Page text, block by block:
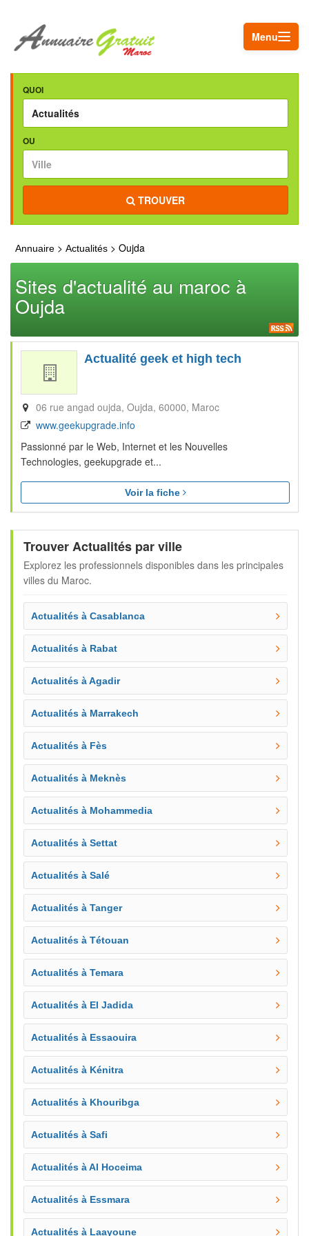
Menu
QUOI
OU
TROUVER
Annuaire > Actualités > Oujda
Sites d'actualité au maroc à
Oujda
Actualité geek et high tech
06 rue angad oujda Oujda 60000 Maroc
www.geekupgrade.info
Passionné par le Web, Internet et les Nouvelles
Technologies, geekupgrade et...
Voir la fiche
Trouver Actualités par ville
Explorez les professionnels disponibles dans les principales
villes du Maroc.
Actualités à Casablanca
Actualités à Rabat
Actualités à Agadir
Actualités à Marrakech
Actualités à Fès
Actualités à Meknès
Actualités à Mohammedia
Actualités à Settat
Actualités à Salé
Actualités à Tanger
Actualités à Tétouan
Actualités à Temara
Actualités à El Jadida
Actualités à Essaouira
Actualités à Kénitra
Actualités à Khouribga
Actualités à Safi
Actualités à Al Hoceima
Actualités à Essmara
Actualités à Laayoune